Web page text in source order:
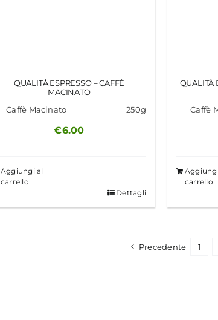
QUALITÀ ESPRESSO – CAFFÈ
MACINATO
Caffè Macinato
250g
€6.00
Aggiungi al
carrello
Dettagli
QUALITÀ
Caffè
carrello
Precedente 1